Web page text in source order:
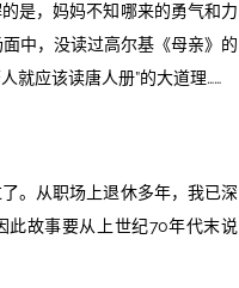
是，妈妈不知哪来的勇气和力
中，没读过高尔基《母亲》的
就应该读唐人册”的大道理……
。从职场上退休多年，我已深
此故事要从上世纪70年代末说